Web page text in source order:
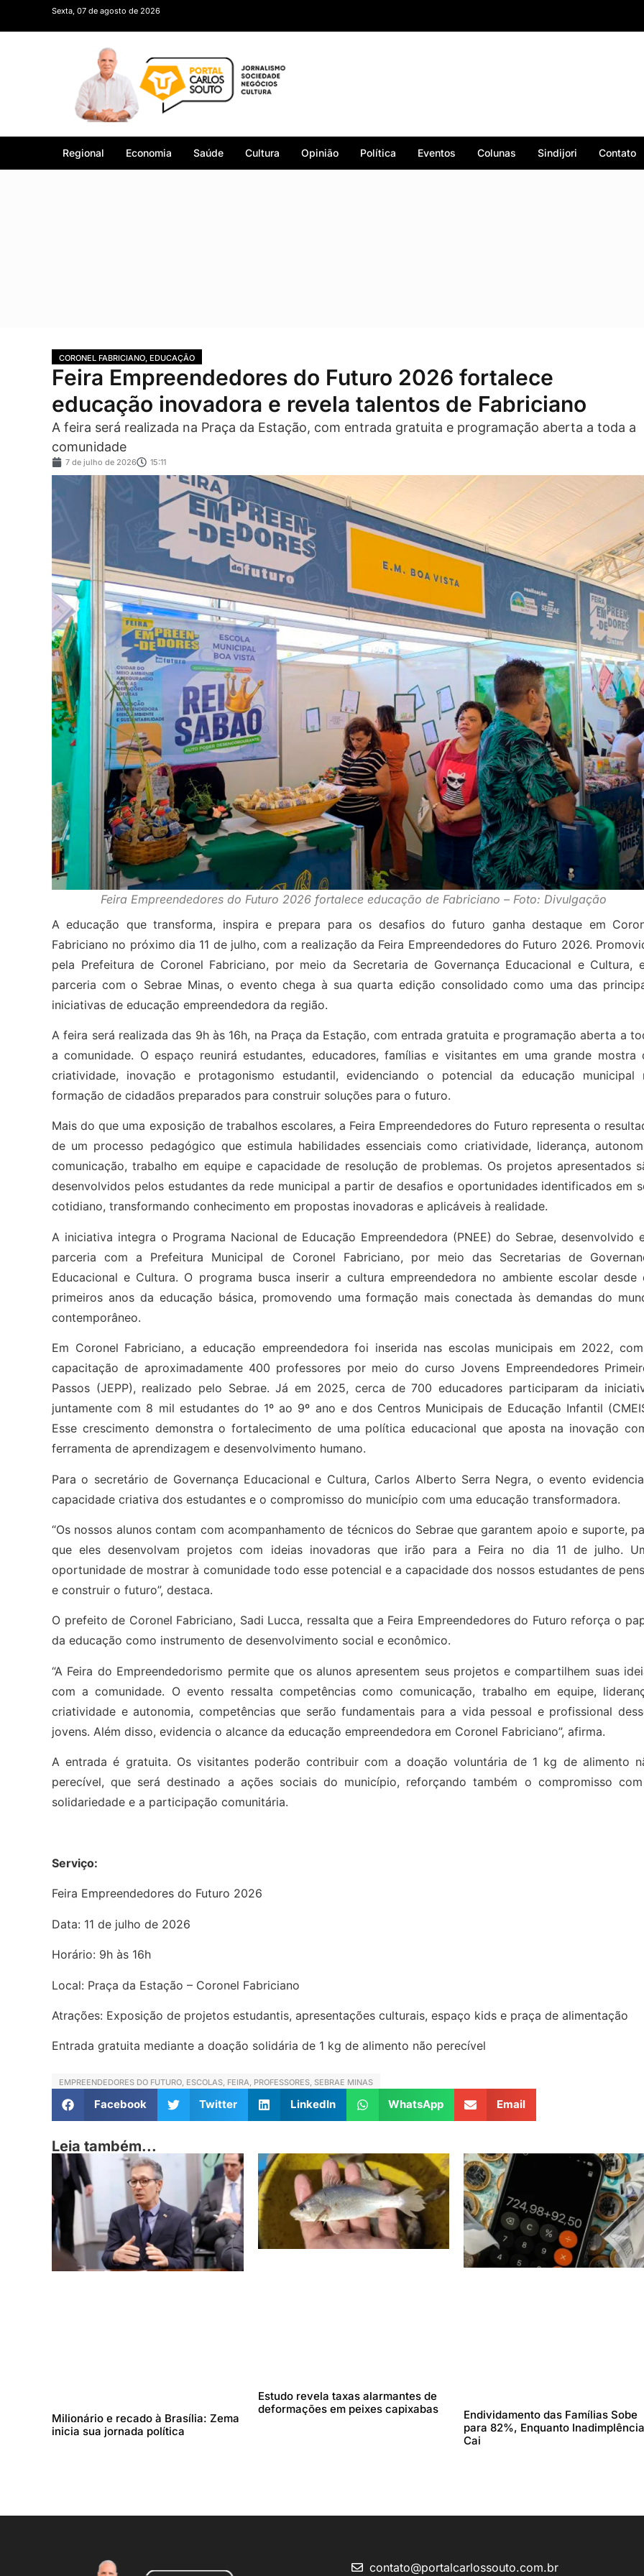
Sexta, 07 de agosto de 2026
Regional Economia Saúde Cultura Opinião Política Eventos Colunas Sindijori Contato
CORONEL FABRICIANO, EDUCAÇÃO
Feira Empreendedores do Futuro 2026 fortalece
educação inovadora e revela talentos de Fabriciano
A feira será realizada na Praça da Estação, com entrada gratuita e programação aberta a toda a
comunidade
7 de julho de 2026 15:11
Feira Empreendedores do Futuro 2026 fortalece educação de Fabriciano – Foto: Divulgação
A educação que transforma, inspira e prepara para os desafios do futuro ganha destaque em
Fabriciano no próximo dia 11 de julho, com a realização da Feira Empreendedores do Futuro 2026.
pela Prefeitura de Coronel Fabriciano, por meio da Secretaria de Governança Educacional e Cultura,
parceria com o Sebrae Minas, o evento chega à sua quarta edição consolidado como uma das
iniciativas de educação empreendedora da região.
A feira será realizada das 9h às 16h, na Praça da Estação, com entrada gratuita e programação aberta a
a comunidade. O espaço reunirá estudantes, educadores, famílias e visitantes em uma grande mostra
criatividade, inovação e protagonismo estudantil, evidenciando o potencial da educação municipal
formação de cidadãos preparados para construir soluções para o futuro.
Mais do que uma exposição de trabalhos escolares, a Feira Empreendedores do Futuro representa o
de um processo pedagógico que estimula habilidades essenciais como criatividade, liderança,
comunicação, trabalho em equipe e capacidade de resolução de problemas. Os projetos apresentados
desenvolvidos pelos estudantes da rede municipal a partir de desafios e oportunidades identificados em
cotidiano, transformando conhecimento em propostas inovadoras e aplicáveis à realidade.
A iniciativa integra o Programa Nacional de Educação Empreendedora (PNEE) do Sebrae, desenvolvido
parceria com a Prefeitura Municipal de Coronel Fabriciano, por meio das Secretarias de
Educacional e Cultura. O programa busca inserir a cultura empreendedora no ambiente escolar desde
primeiros anos da educação básica, promovendo uma formação mais conectada às demandas do
contemporâneo.
Em Coronel Fabriciano, a educação empreendedora foi inserida nas escolas municipais em 2022,
capacitação de aproximadamente 400 professores por meio do curso Jovens Empreendedores
Passos (JEPP), realizado pelo Sebrae. Já em 2025, cerca de 700 educadores participaram da
juntamente com 8 mil estudantes do 1º ao 9º ano e dos Centros Municipais de Educação Infantil
Esse crescimento demonstra o fortalecimento de uma política educacional que aposta na inovação
ferramenta de aprendizagem e desenvolvimento humano.
Para o secretário de Governança Educacional e Cultura, Carlos Alberto Serra Negra, o evento
capacidade criativa dos estudantes e o compromisso do município com uma educação transformadora.
“Os nossos alunos contam com acompanhamento de técnicos do Sebrae que garantem apoio e suporte,
que eles desenvolvam projetos com ideias inovadoras que irão para a Feira no dia 11 de julho.
oportunidade de mostrar à comunidade todo esse potencial e a capacidade dos nossos estudantes de
e construir o futuro”, destaca.
O prefeito de Coronel Fabriciano, Sadi Lucca, ressalta que a Feira Empreendedores do Futuro reforça o
da educação como instrumento de desenvolvimento social e econômico.
“A Feira do Empreendedorismo permite que os alunos apresentem seus projetos e compartilhem suas
com a comunidade. O evento ressalta competências como comunicação, trabalho em equipe,
criatividade e autonomia, competências que serão fundamentais para a vida pessoal e profissional
jovens. Além disso, evidencia o alcance da educação empreendedora em Coronel Fabriciano”, afirma.
A entrada é gratuita. Os visitantes poderão contribuir com a doação voluntária de 1 kg de alimento
perecível, que será destinado a ações sociais do município, reforçando também o compromisso
solidariedade e a participação comunitária.
Serviço:
Feira Empreendedores do Futuro 2026
Data: 11 de julho de 2026
Horário: 9h às 16h
Local: Praça da Estação – Coronel Fabriciano
Atrações: Exposição de projetos estudantis, apresentações culturais, espaço kids e praça de alimentação
Entrada gratuita mediante a doação solidária de 1 kg de alimento não perecível
EMPREENDEDORES DO FUTURO, ESCOLAS, FEIRA, PROFESSORES, SEBRAE MINAS
Facebook Twitter LinkedIn WhatsApp Email
Leia também...
Milionário e recado à Brasília: Zema
inicia sua jornada política
Estudo revela taxas alarmantes de
deformações em peixes capixabas
Endividamento das Famílias Sobe
para 82%, Enquanto Inadimplência
Cai
contato@portalcarlossouto.com.br